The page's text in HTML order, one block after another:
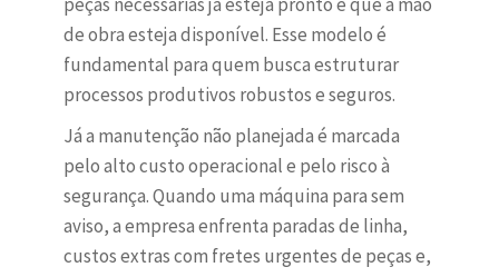
de obra esteja disponível. Esse modelo é
fundamental para quem busca estruturar
processos produtivos robustos e seguros.
Já a manutenção não planejada é marcada
pelo alto custo operacional e pelo risco à
segurança. Quando uma máquina para sem
aviso, a empresa enfrenta paradas de linha,
custos extras com fretes urgentes de peças e,